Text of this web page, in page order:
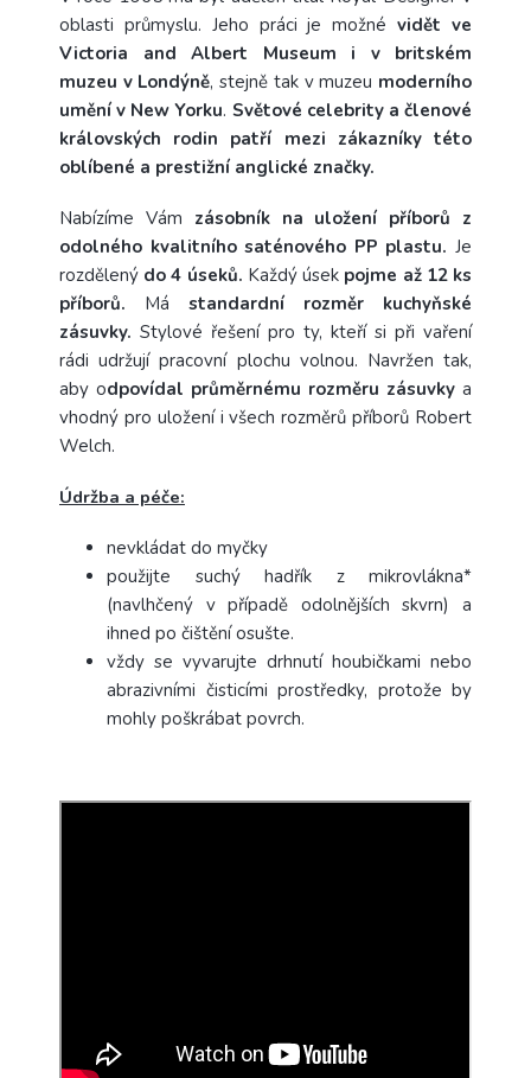
oblasti průmyslu. Jeho práci je možné vidět ve
Victoria and Albert Museum i v britském
muzeu v Londýně, stejně tak v muzeu moderního
umění v New Yorku. Světové celebrity a členové
královských rodin patří mezi zákazníky této
oblíbené a prestižní anglické značky.
Nabízíme Vám zásobník na uložení příborů z
odolného kvalitního saténového PP plastu. Je
rozdělený do 4 úseků. Každý úsek pojme až 12 ks
příborů. Má standardní rozměr kuchyňské
zásuvky. Stylové řešení pro ty, kteří si při vaření
rádi udržují pracovní plochu volnou. Navržen tak,
aby odpovídal průměrnému rozměru zásuvky a
vhodný pro uložení i všech rozměrů příborů Robert
Welch.
Údržba a péče:
nevkládat do myčky
použijte suchý hadřík z mikrovlákna*
(navlhčený v případě odolnějších skvrn) a
ihned po čištění osušte.
vždy se vyvarujte drhnutí houbičkami nebo
abrazivními čisticími prostředky, protože by
mohly poškrábat povrch.